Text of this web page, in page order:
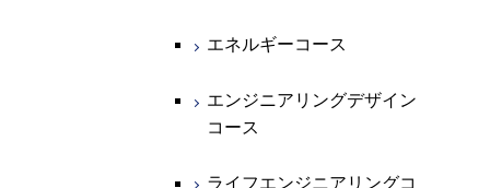
化学コース
エネルギーコース
地球惑星科学系
地球惑星科学コース
エネルギーコース
エンジニアリングデザイン
コース
ライフエンジニアリングコ